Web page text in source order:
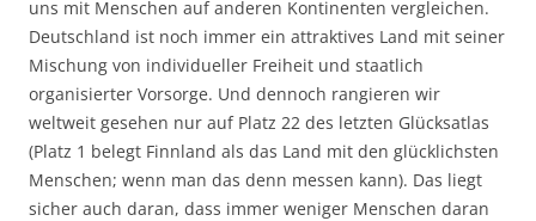
uns mit Menschen auf anderen Kontinenten vergleichen.
Deutschland ist noch immer ein attraktives Land mit seiner
Mischung von individueller Freiheit und staatlich
organisierter Vorsorge. Und dennoch rangieren wir
weltweit gesehen nur auf Platz 22 des letzten Glücksatlas
(Platz 1 belegt Finnland als das Land mit den glücklichsten
Menschen; wenn man das denn messen kann). Das liegt
sicher auch daran, dass immer weniger Menschen daran